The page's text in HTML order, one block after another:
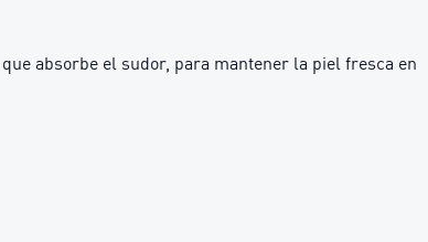
absorbe el sudor, para mantener la piel fresca en